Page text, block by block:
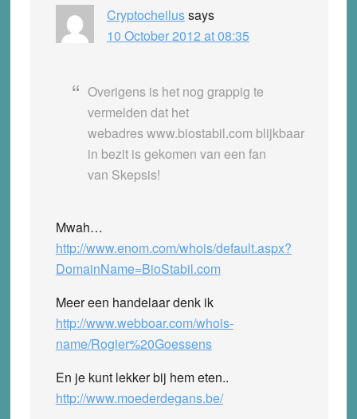
Cryptocheilussays
10 October 2012 at 08:35
Overigens is het nog grappig te
vermelden dat het
webadres www.biostabil.com blijkbaar
in bezit is gekomen van een fan
van Skepsis!
Mwah…
http://www.enom.com/whois/default.aspx?
DomainName=BioStabil.com
Meer een handelaar denk ik
http://www.webboar.com/whois-
name/Rogier%20Goessens
En je kunt lekker bij hem eten..
http://www.moederdegans.be/